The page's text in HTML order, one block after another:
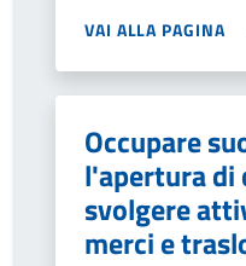
VAI ALLA PAGINA
Occupare
l'apertura di
svolgere
merci e